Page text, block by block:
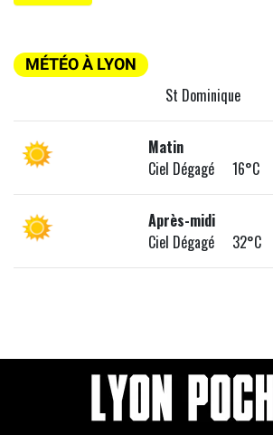
MÉTÉO À LYON
St Dominique
Matin
Ciel Dégagé 16°C
Après-midi
Ciel Dégagé 32°C